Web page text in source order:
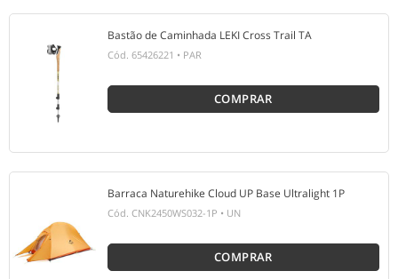
Bastão de Caminhada LEKI Cross Trail TA
Cód. 65426221 • PAR
COMPRAR
Barraca Naturehike Cloud UP Base Ultralight 1P
Cód. CNK2450WS032-1P • UN
COMPRAR